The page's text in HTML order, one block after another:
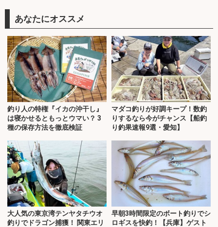
あなたにオススメ
釣り人の特権『イカの沖干し』
は寝かせるともっとウマい？ 3
種の保存方法を徹底検証
マダコ釣りが好調キープ！数釣
りするなら今がチャンス【船釣
り釣果速報9選・愛知】
大人気の東京湾テンヤタチウオ
釣りでドラゴン捕獲！ 関東エリ
早朝3時間限定のボート釣りでシ
ロギスを快釣！【兵庫】ゲスト